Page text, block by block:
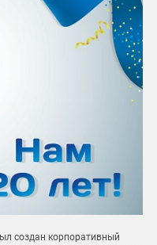
создан корпоративный